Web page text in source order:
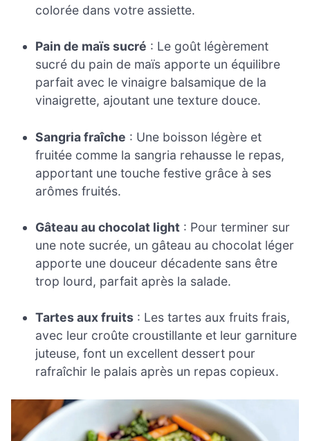
colorée dans votre assiette.
Pain de maïs sucré : Le goût légèrement
sucré du pain de maïs apporte un équilibre
parfait avec le vinaigre balsamique de la
vinaigrette, ajoutant une texture douce.
Sangria fraîche : Une boisson légère et
fruitée comme la sangria rehausse le repas,
apportant une touche festive grâce à ses
arômes fruités.
Gâteau au chocolat light : Pour terminer sur
une note sucrée, un gâteau au chocolat léger
apporte une douceur décadente sans être
trop lourd, parfait après la salade.
Tartes aux fruits : Les tartes aux fruits frais,
avec leur croûte croustillante et leur garniture
juteuse, font un excellent dessert pour
rafraîchir le palais après un repas copieux.